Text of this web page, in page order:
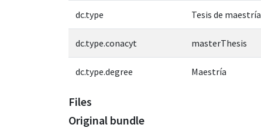
dc.type Tesis de maestría
dc.type.conacyt masterThesis
dc.type.degree Maestría
Files
Original bundle